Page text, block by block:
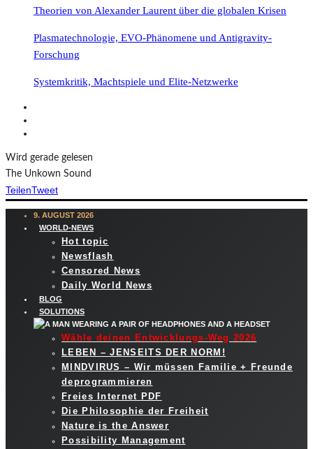
Theorien von Alexander Laurent über die globalen Krisen
Plasmatechnologie, EVO-Phänomene und Antigravity-
Forschung
Systemkritik, Machtspiele und Elite-Netzwerke
Wird gerade gelesen
The Unkown Sound
TeilenTweet
9. AUGUST 2026
WORLD-NEWS
Hot topic
Newsflash
Censored News
Daily World News
BLOG
SOLUTIONS
Wähle deinen Entwicklungs-Weg 2026
LEBEN – JENSEITS DER NORM!
MINDVIRUS – Wir müssen Familie + Freunde
deprogrammieren
Freies Internet PDF
Die Philosophie der Freiheit
Nature is the Answer
Possibility Management